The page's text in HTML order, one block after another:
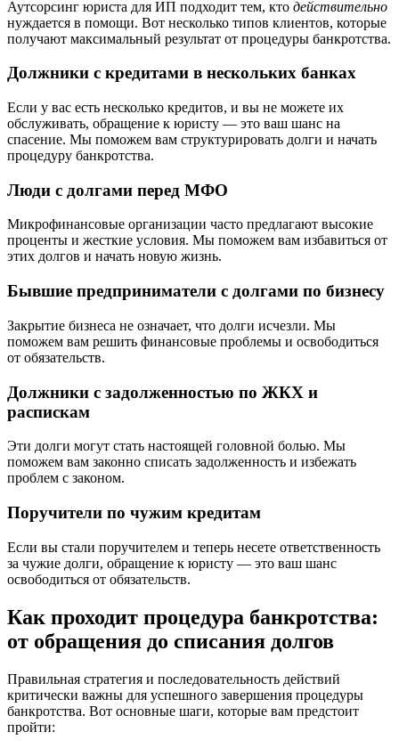
Аутсорсинг юриста для ИП подходит тем, кто действительно
нуждается в помощи. Вот несколько типов клиентов, которые
получают максимальный результат от процедуры банкротства.
Должники с кредитами в нескольких банках
Если у вас есть несколько кредитов, и вы не можете их
обслуживать, обращение к юристу — это ваш шанс на
спасение. Мы поможем вам структурировать долги и начать
процедуру банкротства.
Люди с долгами перед МФО
Микрофинансовые организации часто предлагают высокие
проценты и жесткие условия. Мы поможем вам избавиться от
этих долгов и начать новую жизнь.
Бывшие предприниматели с долгами по бизнесу
Закрытие бизнеса не означает, что долги исчезли. Мы
поможем вам решить финансовые проблемы и освободиться
от обязательств.
Должники с задолженностью по ЖКХ и
распискам
Эти долги могут стать настоящей головной болью. Мы
поможем вам законно списать задолженность и избежать
проблем с законом.
Поручители по чужим кредитам
Если вы стали поручителем и теперь несете ответственность
за чужие долги, обращение к юристу — это ваш шанс
освободиться от обязательств.
Как проходит процедура банкротства:
от обращения до списания долгов
Правильная стратегия и последовательность действий
критически важны для успешного завершения процедуры
банкротства. Вот основные шаги, которые вам предстоит
пройти: